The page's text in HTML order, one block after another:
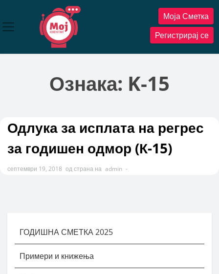
содржината
Моја Сметка
Регистрирај се
Ознака: K-15
Одлука за исплата на регрес
за годишен одмор (К-15)
септември 19, 2018 од страна на admin -
ГОДИШНА СМЕТКА 2025
Примери и книжења